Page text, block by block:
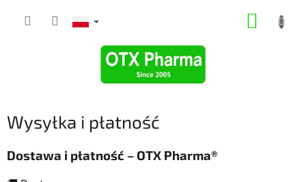
Wysyłka i płatność
Dostawa i płatność – OTX Pharma®